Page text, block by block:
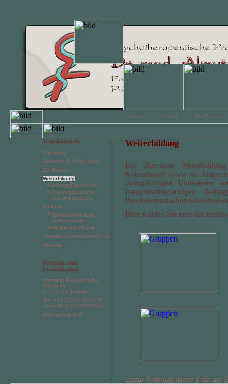
Startseite Aktuelles Zur Person
Seitenübersicht
Startseite
Aktuelles (2 Meldungen)
Zur Person
Weiterbildung
Balintgruppenarbeit
Psychosomatische
Grundversorgung
Kontakt
Sprechzeiten und
Terminwunsch
Wegbeschreibung
Impressum und Datenschutz
Sitemap
Praxissitz und
Erreichbarkeit
Hermann-Beuttenmüller-
Straße 14
D – 75015 Bretten
Tel.: +49 (7252) 9745576
Fax: +49 (7252) 9745579
Mail: anzeigen
Weiterbildung
Der Abschnitt
KollegInnen sowie an
dazugehörigen Unterseiten
französischsprachigen
Psychosomatischen
Bitte wählen Sie eine der
Letzte Änderung dieser Seite am